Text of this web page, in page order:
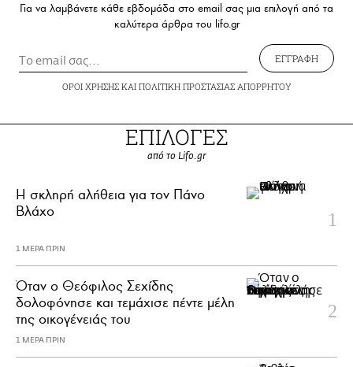
Για να λαμβάνετε κάθε εβδομάδα στο email σας μια επιλογή από τα
καλύτερα άρθρα του lifo.gr
ΕΓΓΡΑΦΗ
ΟΡΟΙ ΧΡΗΣΗΣΚΑΙ ΠΟΛΙΤΙΚΗ ΠΡΟΣΤΑΣΙΑΣ ΑΠΟΡΡΗΤΟΥ
ΕΠΙΛΟΓΕΣ
από το Lifo.gr
H σκληρή αλήθεια για τον Πάνο
Βλάχο
1 ΜΕΡΑ ΠΡΙΝ
Όταν ο Θεόφιλος Σεχίδης
δολοφόνησε και τεμάχισε πέντε μέλη
της οικογένειάς του
1 ΜΕΡΑ ΠΡΙΝ